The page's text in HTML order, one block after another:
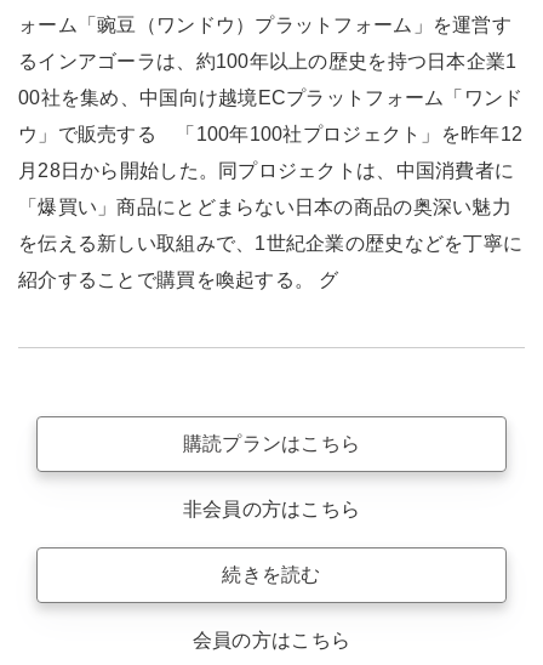
ォーム「豌豆（ワンドウ）プラットフォーム」を運営す
るインアゴーラは、約100年以上の歴史を持つ日本企業1
00社を集め、中国向け越境ECプラットフォーム「ワンド
ウ」で販売する 「100年100社プロジェクト」を昨年12
月28日から開始した。同プロジェクトは、中国消費者に
「爆買い」商品にとどまらない日本の商品の奥深い魅力
を伝える新しい取組みで、1世紀企業の歴史などを丁寧に
紹介することで購買を喚起する。 グ
購読プランはこちら
非会員の方はこちら
続きを読む
会員の方はこちら